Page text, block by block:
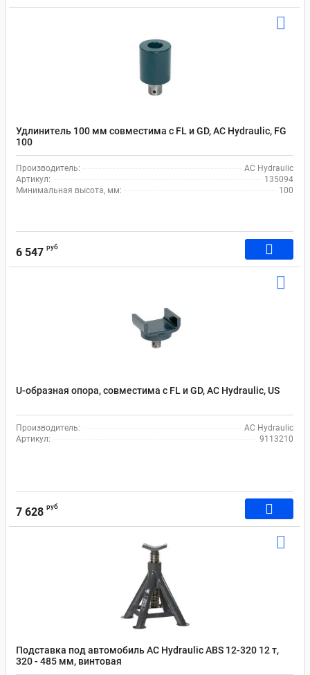
Удлинитель 100 мм совместима с FL и GD, AC Hydraulic, FG
100
Производитель:
AC Hydraulic
Артикул:
135094
Минимальная высота, мм:
100
6 547 руб
U-образная опора, совместима с FL и GD, AC Hydraulic, US
Производитель:
AC Hydraulic
Артикул:
9113210
7 628 руб
Подставка под автомобиль AC Hydraulic ABS 12-320 12 т,
320 - 485 мм, винтовая